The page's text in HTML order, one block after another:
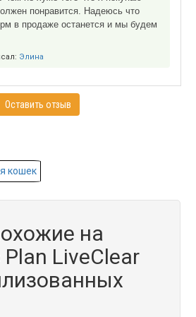
понравится. Надеюсь что
в продаже останется и мы будем
Элина
Оставить отзыв
кошек
на
Plan LiveClear